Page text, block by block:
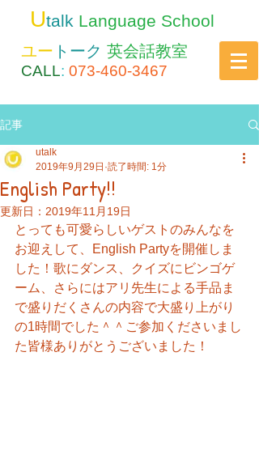
Utalk Language School
ユー トーク 英会話教室
CALL: 073-460-3467
記事
English Party!!
utalk
2019年9月29日 読了時間: 1分
更新日： 2019年11月19日
とっても可愛らしいゲストのみんなを
お迎えして、English Partyを開催しま
した！歌にダンス、クイズにビンゴゲ
ーム、さらにはアリ先生による手品ま
で盛りだくさんの内容で大盛り上がり
の1時間でした＾＾ご参加くださいまし
た皆様ありがとうございました！